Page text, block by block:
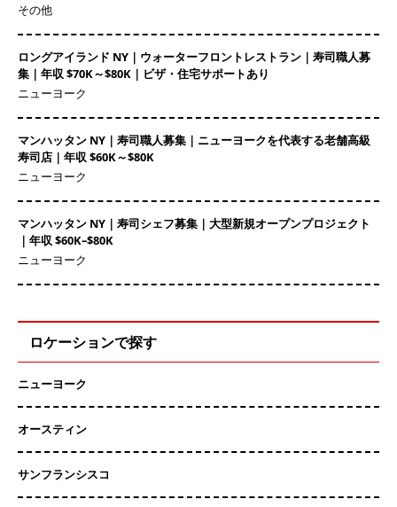
その他
ロングアイランド NY｜ウォーターフロントレストラン｜寿司職人募
集｜年収 $70K～$80K｜ビザ・住宅サポートあり
ニューヨーク
マンハッタン NY｜寿司職人募集｜ニューヨークを代表する老舗高級
寿司店｜年収 $60K～$80K
ニューヨーク
マンハッタン NY｜寿司シェフ募集｜大型新規オープンプロジェクト
｜年収 $60K–$80K
ニューヨーク
ロケーションで探す
ニューヨーク
オースティン
サンフランシスコ